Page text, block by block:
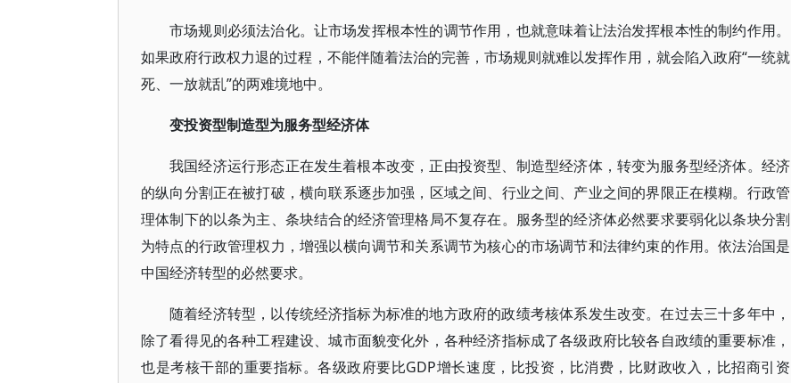
市场规则必须法治化。让市场发挥根本性的调节作用，也就意味着让法治发挥根本性的制约作用。
如果政府行政权力退的过程，不能伴随着法治的完善，市场规则就难以发挥作用，就会陷入政府“一统就
死、一放就乱”的两难境地中。
变投资型制造型为服务型经济体
我国经济运行形态正在发生着根本改变，正由投资型、制造型经济体，转变为服务型经济体。经济
的纵向分割正在被打破，横向联系逐步加强，区域之间、行业之间、产业之间的界限正在模糊。行政管
理体制下的以条为主、条块结合的经济管理格局不复存在。服务型的经济体必然要求要弱化以条块分割
为特点的行政管理权力，增强以横向调节和关系调节为核心的市场调节和法律约束的作用。依法治国是
中国经济转型的必然要求。
随着经济转型，以传统经济指标为标准的地方政府的政绩考核体系发生改变。在过去三十多年中，
除了看得见的各种工程建设、城市面貌变化外，各种经济指标成了各级政府比较各自政绩的重要标准，
也是考核干部的重要指标。各级政府要比GDP增长速度，比投资，比消费，比财政收入，比招商引资